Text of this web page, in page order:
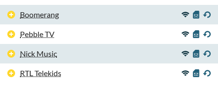
Boomerang
Pebble TV
Nick Music
RTL Telekids